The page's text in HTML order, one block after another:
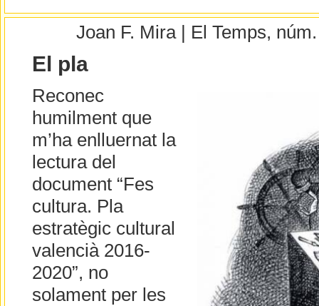
Joan F. Mira | El Temps,
El pla
Reconec
humilment que
m’ha enlluernat la
lectura del
document “Fes
cultura. Pla
estratègic cultural
valencià 2016-
2020”, no
solament per les